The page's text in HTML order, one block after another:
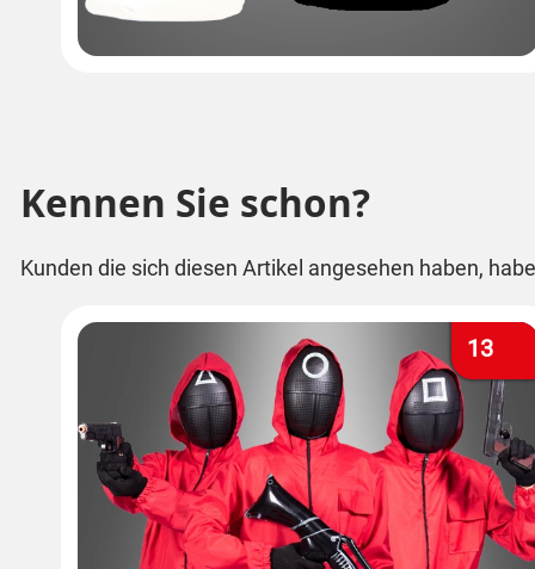
Kennen Sie schon?
Kunden die sich diesen Artikel angesehen haben,
13